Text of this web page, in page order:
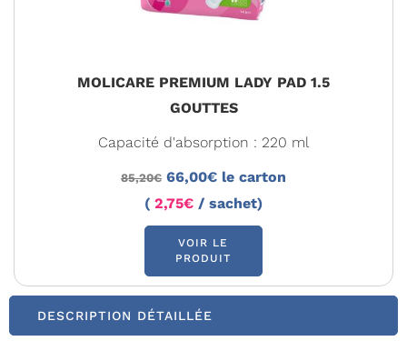
MOLICARE PREMIUM LADY PAD 1.5
GOUTTES
Capacité d'absorption : 220 ml
85,20€ 66,00€ le carton
( 2,75€ / sachet)
VOIR LE
PRODUIT
DESCRIPTION DÉTAILLÉE